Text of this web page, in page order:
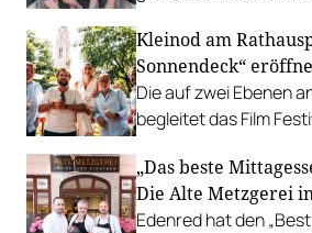
Richard Rauch kocht
u.v.m.
Kleinod am
Sonnendeck“
Die auf zwei Ebenen
begleitet das Film
mit Cocktails, Snacks
„Das beste
Die Alte Metzgerei
Edenred hat den